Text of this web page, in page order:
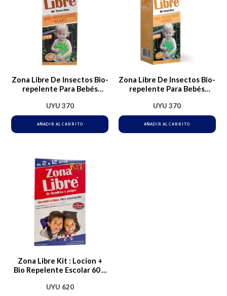
Zona Libre De Insectos Bio-
repelente Para Bebés
UYU 370
AÑADIR AL CARRITO
Zona Libre De Insectos Bio-
repelente Para Bebés
UYU 370
AÑADIR AL CARRITO
Zona Libre Kit : Locion +
Bio Repelente Escolar 60 +
UYU 620